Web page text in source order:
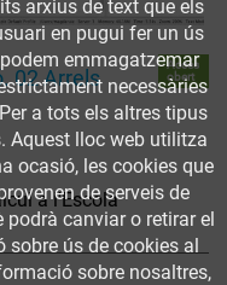
02 Arrels
Accés
obert
a l'Escola
arxius de text que els
en pugui fer un ús
emmagatzemar
necessàries
a tots els altres tipus
Aquest lloc web utilitza
ocasió, les cookies que
de serveis de
podrà canviar o retirar el
sobre ús de cookies al
sobre nosaltres,